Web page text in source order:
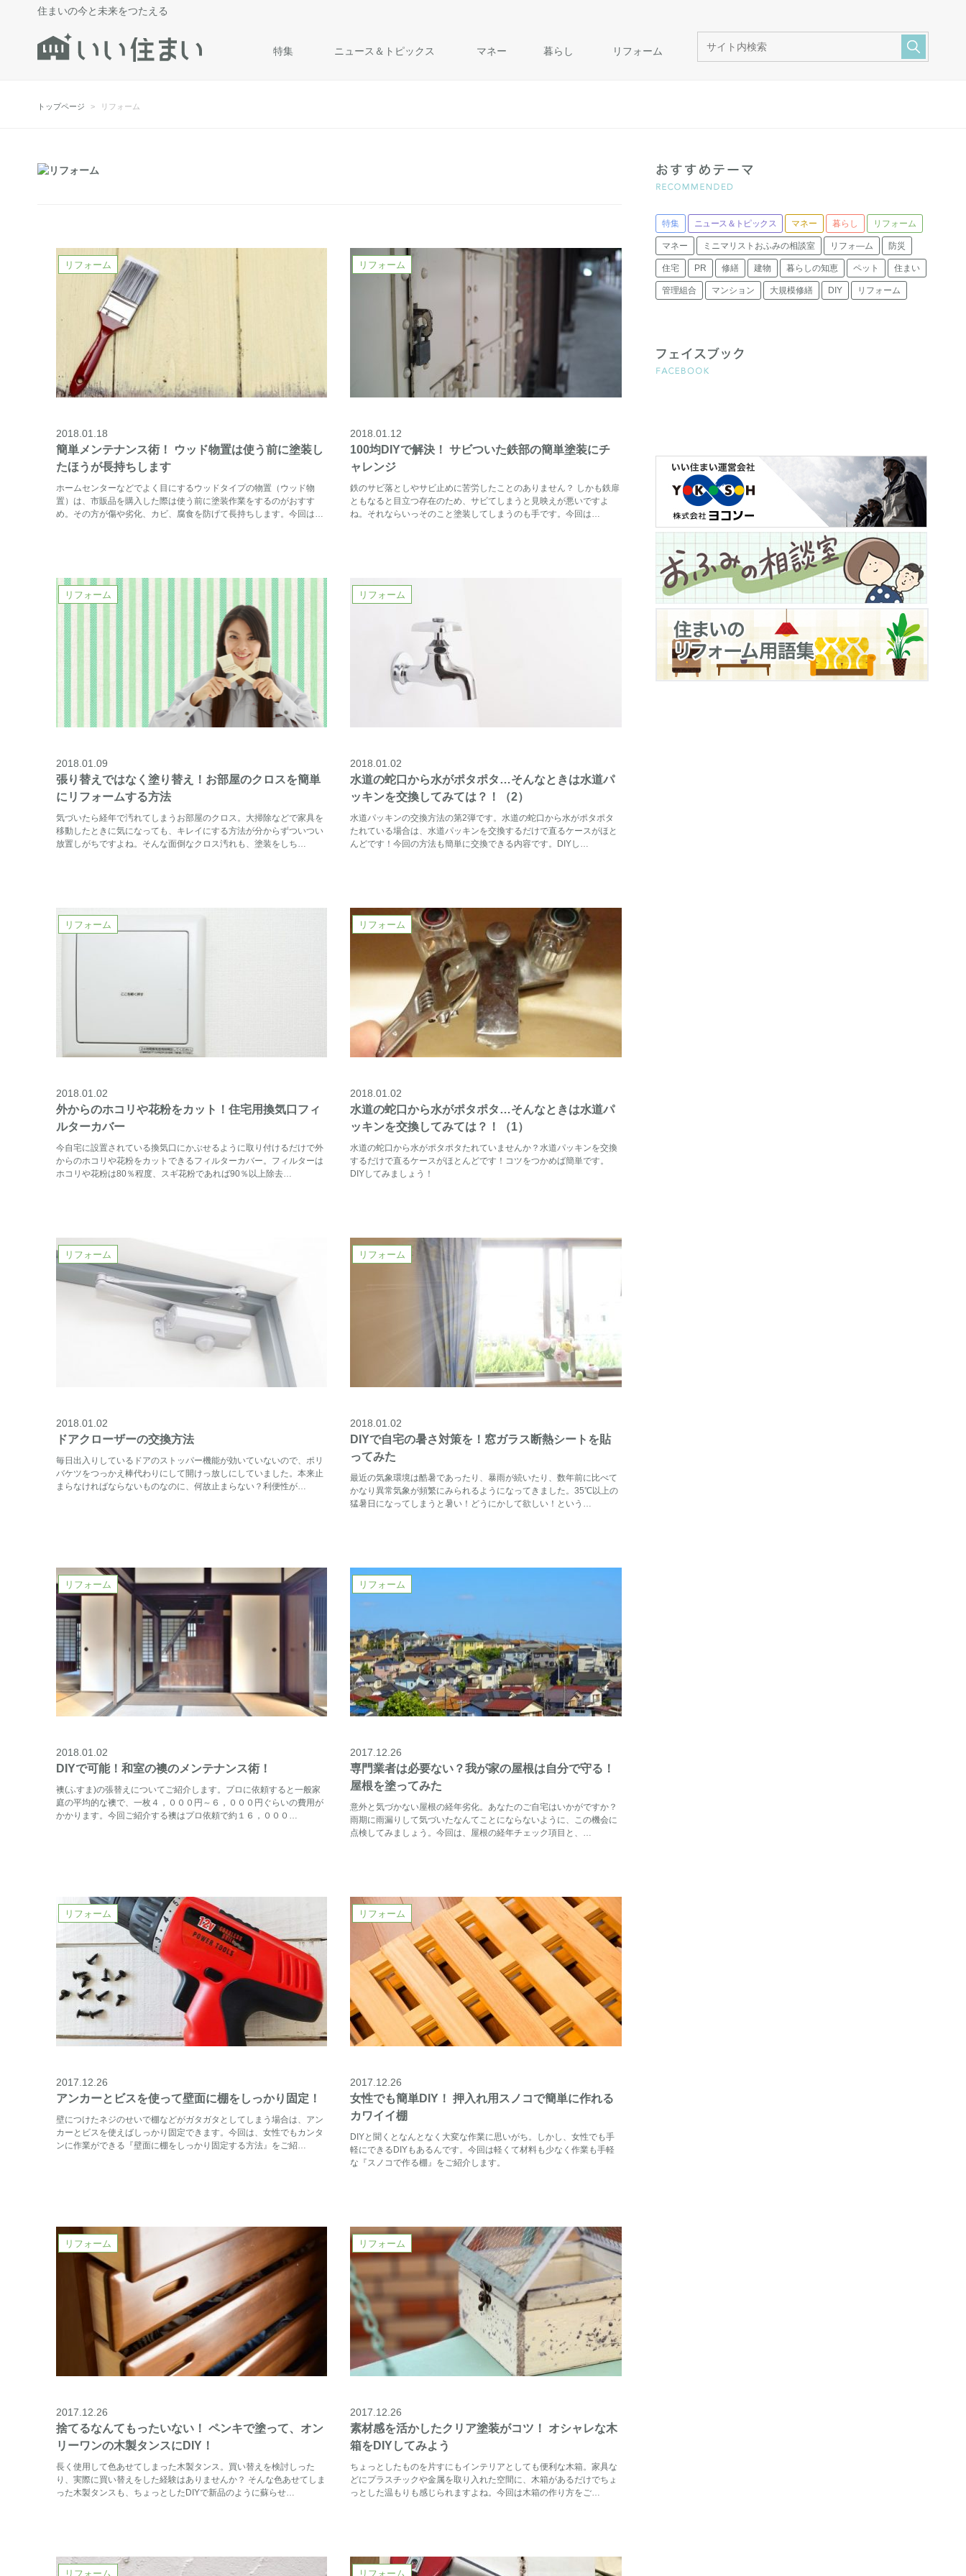
住まいの今と未来をつたえる
特集 ニュース＆トピックス マネー 暮らし リフォーム
トップページ リフォーム
リフォーム
2018.01.18
簡単メンテナンス術！ ウッド物置は使う前に塗装し
たほうが長持ちします
ホームセンターなどでよく目にするウッドタイプの物置（ウッド物
置）は、市販品を購入した際は使う前に塗装作業をするのがおすす
め。その方が傷や劣化、カビ、腐食を防げて長持ちします。今回は…
リフォーム
2018.01.12
100均DIYで解決！ サビついた鉄部の簡単塗装にチ
ャレンジ
鉄のサビ落としやサビ止めに苦労したことのありません？ しかも鉄扉
ともなると目立つ存在のため、サビてしまうと見映えが悪いですよ
ね。それならいっそのこと塗装してしまうのも手です。今回は…
リフォーム
2018.01.09
張り替えではなく塗り替え！お部屋のクロスを簡単
にリフォームする方法
気づいたら経年で汚れてしまうお部屋のクロス。大掃除などで家具を
移動したときに気になっても、キレイにする方法が分からずついつい
放置しがちですよね。そんな面倒なクロス汚れも、塗装をしち…
リフォーム
2018.01.02
水道の蛇口から水がポタポタ…そんなときは水道パ
ッキンを交換してみては？！（2）
水道パッキンの交換方法の第2弾です。水道の蛇口から水がポタポタ
たれている場合は、水道パッキンを交換するだけで直るケースがほと
んどです！今回の方法も簡単に交換できる内容です。DIYし…
リフォーム
2018.01.02
外からのホコリや花粉をカット！住宅用換気口フィ
ルターカバー
今自宅に設置されている換気口にかぶせるように取り付けるだけで外
からのホコリや花粉をカットできるフィルターカバー。フィルターは
ホコリや花粉は80％程度、スギ花粉であれば90％以上除去…
リフォーム
2018.01.02
水道の蛇口から水がポタポタ…そんなときは水道パ
ッキンを交換してみては？！（1）
水道の蛇口から水がポタポタたれていませんか？水道パッキンを交換
するだけで直るケースがほとんどです！コツをつかめば簡単です。
DIYしてみましょう！
リフォーム
2018.01.02
ドアクローザーの交換方法
毎日出入りしているドアのストッパー機能が効いていないので、ポリ
バケツをつっかえ棒代わりにして開けっ放しにしていました。本来止
まらなければならないものなのに、何故止まらない？利便性が…
リフォーム
2018.01.02
DIYで自宅の暑さ対策を！窓ガラス断熱シートを貼
ってみた
最近の気象環境は酷暑であったり、暴雨が続いたり、数年前に比べて
かなり異常気象が頻繁にみられるようになってきました。35℃以上の
猛暑日になってしまうと暑い！どうにかして欲しい！という…
リフォーム
2018.01.02
DIYで可能！和室の襖のメンテナンス術！
襖(ふすま)の張替えについてご紹介します。プロに依頼すると一般家
庭の平均的な襖で、一枚４，０００円～６，０００円ぐらいの費用が
かかります。今回ご紹介する襖はプロ依頼で約１６，０００…
リフォーム
2017.12.26
専門業者は必要ない？我が家の屋根は自分で守る！
屋根を塗ってみた
意外と気づかない屋根の経年劣化。あなたのご自宅はいかがですか？
雨期に雨漏りして気づいたなんてことにならないように、この機会に
点検してみましょう。今回は、屋根の経年チェック項目と、…
リフォーム
2017.12.26
アンカーとビスを使って壁面に棚をしっかり固定！
壁につけたネジのせいで棚などがガタガタとしてしまう場合は、アン
カーとビスを使えばしっかり固定できます。今回は、女性でもカンタ
ンに作業ができる『壁面に棚をしっかり固定する方法』をご紹…
リフォーム
2017.12.26
女性でも簡単DIY！ 押入れ用スノコで簡単に作れる
カワイイ棚
DIYと聞くとなんとなく大変な作業に思いがち。しかし、女性でも手
軽にできるDIYもあるんです。今回は軽くて材料も少なく作業も手軽
な『スノコで作る棚』をご紹介します。
リフォーム
2017.12.26
捨てるなんてもったいない！ ペンキで塗って、オン
リーワンの木製タンスにDIY！
長く使用して色あせてしまった木製タンス。買い替えを検討しった
り、実際に買い替えをした経験はありませんか？ そんな色あせてしま
った木製タンスも、ちょっとしたDIYで新品のように蘇らせ…
リフォーム
2017.12.26
素材感を活かしたクリア塗装がコツ！ オシャレな木
箱をDIYしてみよう
ちょっとしたものを片すにもインテリアとしても便利な木箱。家具な
どにプラスチックや金属を取り入れた空間に、木箱があるだけでちょ
っとした温もりも感じられますよね。今回は木箱の作り方をご…
特集 ニュース＆トピックス マネー 暮らし リフォーム
マネー ミニマリストおふみの相談室 リフォ―ム 防災
住宅 PR 修繕 建物 暮らしの知恵 ペット 住まい
管理組合 マンション 大規模修繕 DIY リフォーム